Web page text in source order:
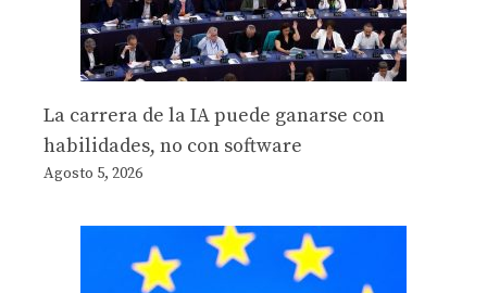
La carrera de la IA puede ganarse con
habilidades, no con software
Agosto 5, 2026